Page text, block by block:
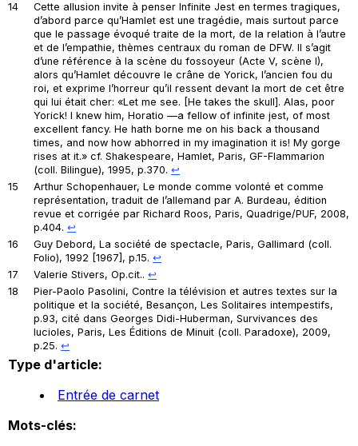
14
Cette allusion invite à penser Infinite Jest en termes tragiques,
d’abord parce qu’Hamlet est une tragédie, mais surtout parce
que le passage évoqué traite de la mort, de la relation à l’autre
et de l’empathie, thèmes centraux du roman de DFW. Il s’agit
d’une référence à la scène du fossoyeur (Acte V, scène I),
alors qu’Hamlet découvre le crâne de Yorick, l’ancien fou du
roi, et exprime l’horreur qu’il ressent devant la mort de cet être
qui lui était cher: «Let me see. [He takes the skull]. Alas, poor
Yorick! I knew him, Horatio —a fellow of infinite jest, of most
excellent fancy. He hath borne me on his back a thousand
times, and now how abhorred in my imagination it is! My gorge
rises at it.» cf. Shakespeare, Hamlet, Paris, GF-Flammarion
(coll. Bilingue), 1995, p.370.↩︎
15
Arthur Schopenhauer,Le monde comme volonté et comme
représentation, traduit de l’allemand par A. Burdeau, édition
revue et corrigée par Richard Roos, Paris, Quadrige/PUF, 2008,
p.404.↩︎
16
Guy Debord,La société de spectacle, Paris, Gallimard (coll.
Folio), 1992 [1967], p.15.↩︎
17
Valerie Stivers,Op.cit..↩︎
18
Pier-Paolo Pasolini,Contre la télévision et autres textes sur la
politique et la société, Besançon, Les Solitaires intempestifs,
p.93, cité dans Georges Didi-Huberman,Survivances des
lucioles, Paris, Les Éditions de Minuit (coll. Paradoxe), 2009,
p.25.↩︎
Type d'article:
Entrée de carnet
Mots-clés: